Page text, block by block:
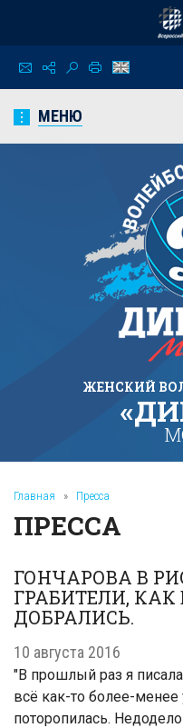
МЕНЮ
ЖЕНСКИЙ
Главная » Пресса
ПРЕССА
ГОНЧАРОВА В
ГРАБИТЕЛИ,
ДОБРАЛИСЬ.
10 августа 2016
"В прошлый раз я
всё как-то более-менее
поторопилась.